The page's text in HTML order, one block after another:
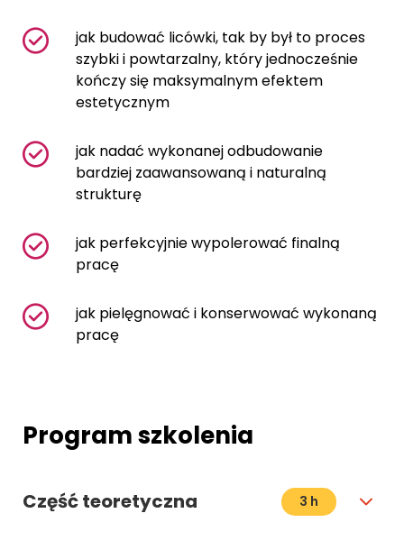
jak budować licówki, tak by był to proces
szybki i powtarzalny, który jednocześnie
kończy się maksymalnym efektem
estetycznym
jak nadać wykonanej odbudowanie
bardziej zaawansowaną i naturalną
strukturę
jak perfekcyjnie wypolerować finalną
pracę
jak pielęgnować i konserwować wykonaną
pracę
Program szkolenia
Część teoretyczna 3 h